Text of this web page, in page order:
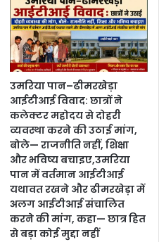
उमरिया पान–ढीमरखेड़ा
आईटीआई विवाद: छात्रों ने
कलेक्टर महोदय से दोहरी
व्यवस्था करने की उठाई मांग,
बोले— राजनीति नहीं, शिक्षा
और भविष्य बचाइए,उमरिया
पान में वर्तमान आईटीआई
यथावत रखने और ढीमरखेड़ा में
अलग आईटीआई संचालित
करने की मांग, कहा— छात्र हित
से बड़ा कोई मुद्दा नहीं